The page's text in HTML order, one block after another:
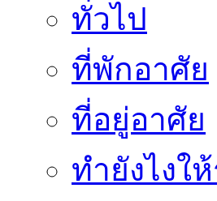
ทั่วไป
ที่พักอาศัย
ที่อยู่อาศัย
ทํายังไงใ